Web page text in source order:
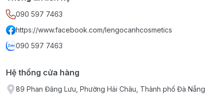
🌿Phù hợp với
Người thường xuyên uống cà phê, trà hoặc hút thuốc
muốn hỗ trợ giảm bám màu trên răng.
090 597 7463
https://www.facebook.com/lengocanhcosmetics
090 597 7463
Hệ thống cửa hàng
89 Phan Đăng Lưu, Phường Hải Châu, Thành phố Đà Nẵng